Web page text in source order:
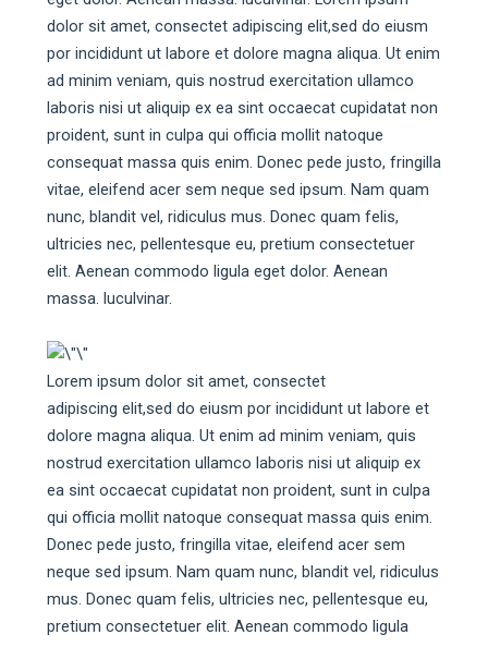
dolor sit amet, consectet adipiscing elit,sed do eiusm
por incididunt ut labore et dolore magna aliqua. Ut enim
ad minim veniam, quis nostrud exercitation ullamco
laboris nisi ut aliquip ex ea sint occaecat cupidatat non
proident, sunt in culpa qui officia mollit natoque
consequat massa quis enim. Donec pede justo, fringilla
vitae, eleifend acer sem neque sed ipsum. Nam quam
nunc, blandit vel, ridiculus mus. Donec quam felis,
ultricies nec, pellentesque eu, pretium consectetuer
elit. Aenean commodo ligula eget dolor. Aenean
massa. luculvinar.
Lorem ipsum dolor sit amet, consectet
adipiscing elit,sed do eiusm por incididunt ut labore et
dolore magna aliqua. Ut enim ad minim veniam, quis
nostrud exercitation ullamco laboris nisi ut aliquip ex
ea sint occaecat cupidatat non proident, sunt in culpa
qui officia mollit natoque consequat massa quis enim.
Donec pede justo, fringilla vitae, eleifend acer sem
neque sed ipsum. Nam quam nunc, blandit vel, ridiculus
mus. Donec quam felis, ultricies nec, pellentesque eu,
pretium consectetuer elit. Aenean commodo ligula